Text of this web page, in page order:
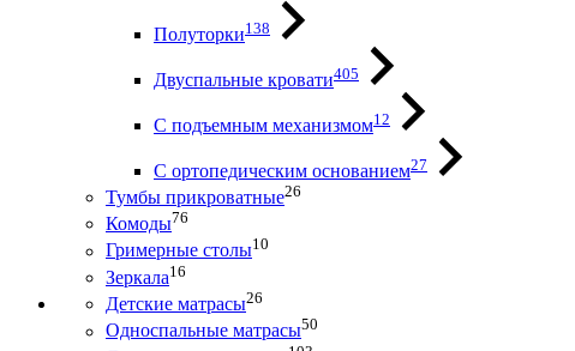
Полуторки138
Двуспальные кровати405
С подъемным механизмом12
С ортопедическим основанием27
Тумбы прикроватные26
Комоды76
Гримерные столы10
Зеркала16
Детские матрасы26
Односпальные матрасы50